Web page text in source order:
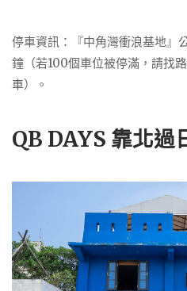
停車資訊：『中角灣衝浪基地』
鐘（若100個車位被停滿，請找
車）。
QB DAYS 靠北過